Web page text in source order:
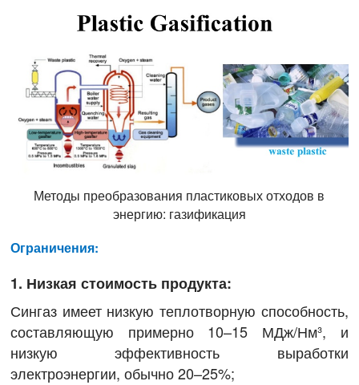
Методы преобразования пластиковых отходов в
энергию: газификация
Ограничения:
1. Низкая стоимость продукта:
Сингаз имеет низкую теплотворную способность,
составляющую примерно 10–15 МДж/Нм³, и
низкую эффективность выработки
электроэнергии, обычно 20–25%;